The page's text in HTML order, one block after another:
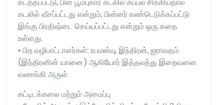
கடலில் வீசப்பட்டது என்றும், பின்னர் கண்டெடுக்கப்பட்டு
இங்கு பிரதிஷ்டை செய்யப்பட்டது என்றும் ஒரு கதை
உள்ளது.
• பிற வழிபாட்டாளர்கள்: உபமன்யு, இந்திரன், ஐராவதம்
(இந்திரனின் யானை) ஆகியோர் இத்தலத்து இறைவனை
வணங்கி அருள்
கட்டிடக்கலை மற்றும் அமைப்பு